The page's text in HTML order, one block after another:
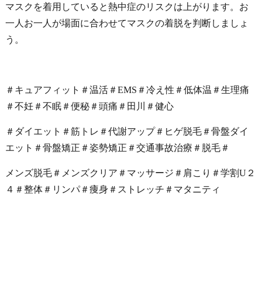
マスクを着用していると熱中症のリスクは上がります。お
一人お一人が場面に合わせてマスクの着脱を判断しましょ
う。
＃キュアフィット＃温活＃EMS＃冷え性＃低体温＃生理痛
＃不妊＃不眠＃便秘＃頭痛＃田川＃健心
＃ダイエット＃筋トレ＃代謝アップ＃ヒゲ脱毛＃骨盤ダイ
エット＃骨盤矯正＃姿勢矯正＃交通事故治療＃脱毛＃
メンズ脱毛＃メンズクリア＃マッサージ＃肩こり＃学割U２
４＃整体＃リンパ＃痩身＃ストレッチ＃マタニティ